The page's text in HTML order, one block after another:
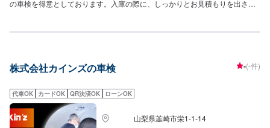
の車検を得意としております。入庫の際に、しっかりとお見積もりを出させ
で、土曜日でも車検が可能です！また、自動車検査員が3名おりますので、車
けなどの作業も得意としておりますので、ご予約をお待ちしております。カ
株式会社カインズの車検 -(-件)
代車OK カードOK QR決済OK ローンOK
山梨県韮崎市栄1-1-14